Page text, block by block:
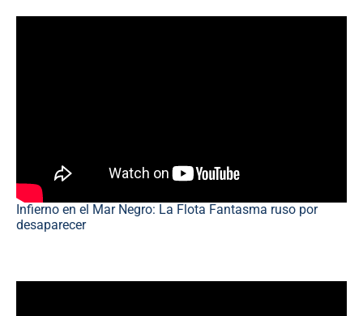
Infierno en el Mar Negro: La Flota Fantasma ruso por
desaparecer